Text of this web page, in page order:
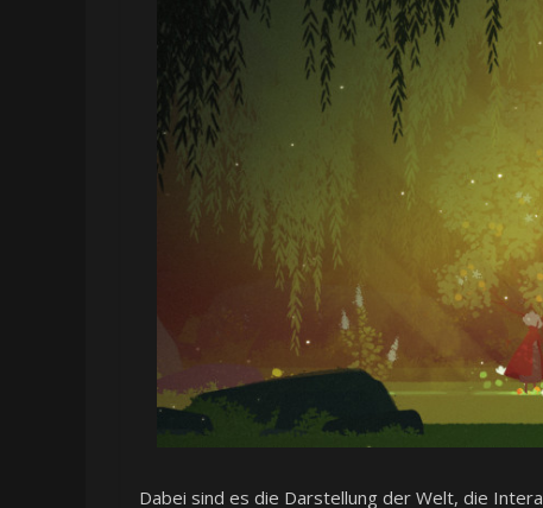
Dabei sind es die Darstellung der Welt, die